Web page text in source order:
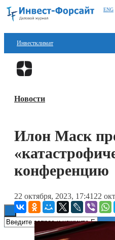
ENG
Инвестклимат
Финансы
Блокчейн
Новости
Илон Маск
конференцию
22 октября, 2023, 17:41 22